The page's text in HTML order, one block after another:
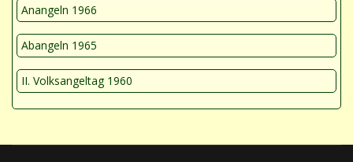
Anangeln 1966
Abangeln 1965
II. Volksangeltag 1960